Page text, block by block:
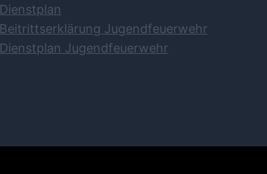
Dienstplan
Beitrittserklärung Jugendfeuerwehr
Dienstplan Jugendfeuerwehr